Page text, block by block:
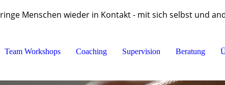
Menschen wieder in Kontakt - mit sich selbst und
Team Workshops Coaching Supervision Beratung